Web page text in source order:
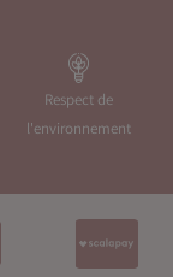
Respect de
l'environnement